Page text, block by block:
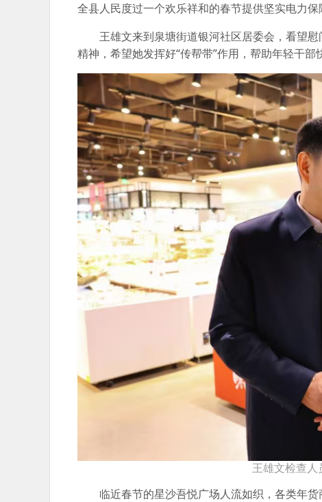
全县人民度过一个欢乐祥和的春节提供坚实电力保
王雄文来到泉塘街道银河社区居委会，看望
精神，希望她发挥好“传帮带”作用，帮助年轻干
王雄文检查人
临近春节的星沙吾悦广场人流如织，各类年